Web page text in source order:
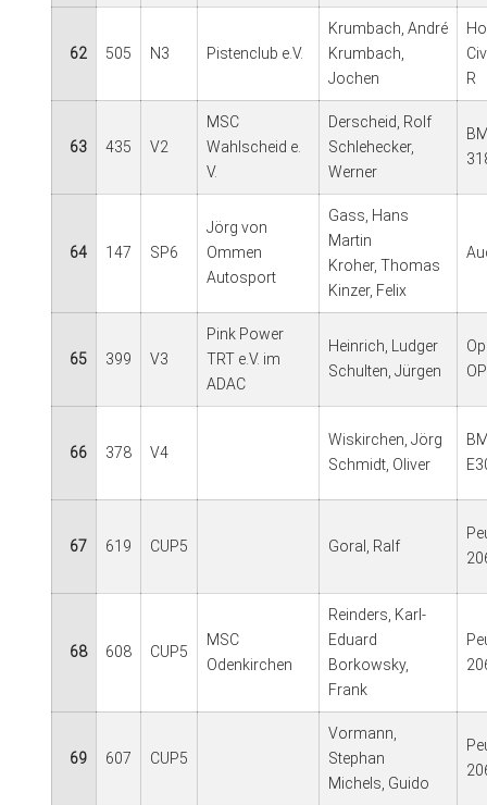
62 505 N3 Pistenclub e.V.
Krumbach, André
Krumbach,
Jochen
R
63 435 V2
MSC
Wahlscheid e.
V.
Derscheid, Rolf
Schlehecker,
Werner
64 147 SP6
Jörg von
Ommen
Autosport
Gass, Hans
Martin
Kroher, Thomas
Kinzer, Felix
65 399 V3
Pink Power
TRT e.V. im
ADAC
Heinrich, Ludger
Schulten, Jürgen
66 378 V4
Wiskirchen, Jörg
Schmidt, Oliver
67 619 CUP5 Goral, Ralf
68 608 CUP5
MSC
Odenkirchen
Reinders, Karl-
Eduard
Borkowsky,
Frank
69 607 CUP5
Vormann,
Stephan
Michels, Guido